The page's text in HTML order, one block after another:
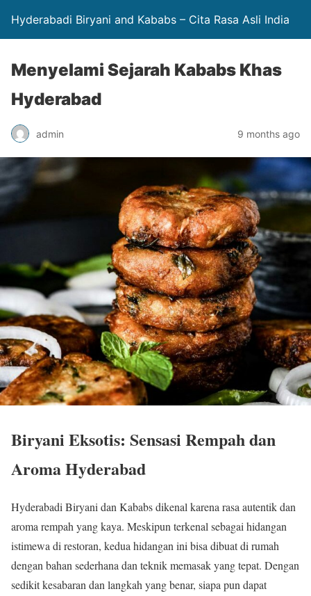
Hyderabadi Biryani and Kababs – Cita Rasa Asli India
Menyelami Sejarah Kababs Khas
Hyderabad
admin 9 months ago
Biryani Eksotis: Sensasi Rempah dan
Aroma Hyderabad
Hyderabadi Biryani dan Kababs dikenal karena rasa autentik dan
aroma rempah yang kaya. Meskipun terkenal sebagai hidangan
istimewa di restoran, kedua hidangan ini bisa dibuat di rumah
dengan bahan sederhana dan teknik memasak yang tepat. Dengan
sedikit kesabaran dan langkah yang benar, siapa pun dapat